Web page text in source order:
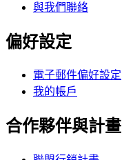
與我們聯絡
偏好設定
電子郵件偏好設定
我的帳戶
合作夥伴與計畫